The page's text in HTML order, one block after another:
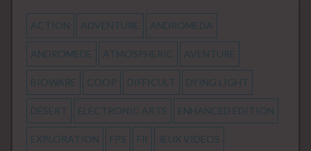
ACTION ADVENTURE ANDROMEDA
ANDROMEDE ATMOSPHERIC AVENTURE
BIOWARE COOP DIFFICULT DYING LIGHT
DÉSERT ELECTRONIC ARTS ENHANCED EDITION
EXPLORATION FPS FR JEUX VIDEOS